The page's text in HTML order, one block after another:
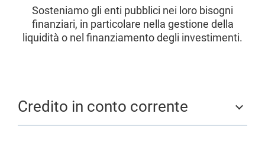
Sosteniamo gli enti pubblici nei loro bisogni
finanziari, in particolare nella gestione della
liquidità o nel finanziamento degli investimenti.
Credito in conto corrente